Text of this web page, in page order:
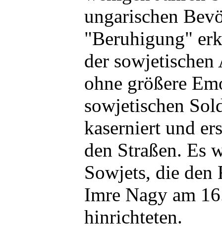
ungarischen
"Beruhigung"
der sowjetischen
ohne größere
sowjetischen
kaserniert und
den Straßen. Es
Sowjets, die den
Imre Nagy am
hinrichteten.